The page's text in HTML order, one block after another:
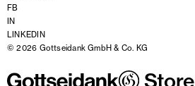
FB
IN
LINKEDIN
© 2026 Gottseidank GmbH & Co. KG
Store